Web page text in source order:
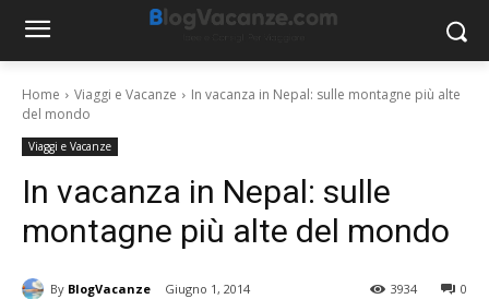
Home Viaggi e Vacanze
In vacanza in Nepal: sulle montagne più alte
del mondo
Viaggi e Vacanze
In vacanza in Nepal: sulle
montagne più alte del mondo
By BlogVacanze Giugno 1, 2014 0
3934